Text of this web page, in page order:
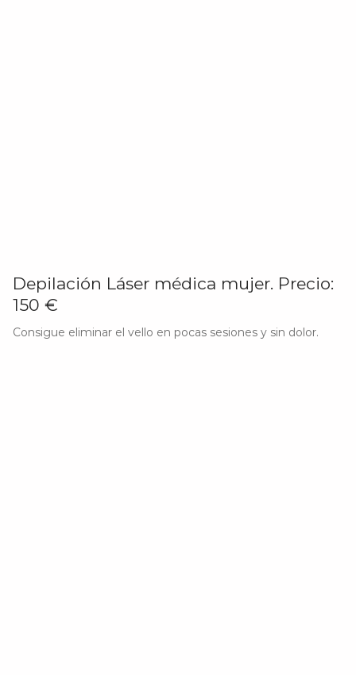
Depilación Láser médica mujer. Precio:
150 €
Consigue eliminar el vello en pocas sesiones y sin dolor.